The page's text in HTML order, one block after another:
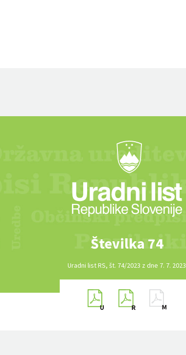
Številka 74
Uradni list RS, št. 74/2023 z dne 7. 7. 2023